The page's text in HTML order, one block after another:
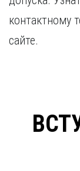
контактному
сайте.